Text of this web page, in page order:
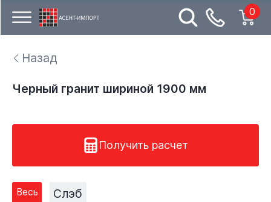
0
Назад
Черный гранит шириной 1900 мм
Получить расчет
Весь Слэб